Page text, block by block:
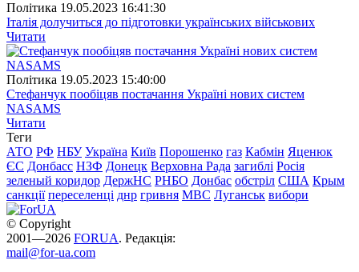
Полiтика 19.05.2023 16:41:30
Італія долучиться до підготовки українських військових
Читати
Полiтика 19.05.2023 15:40:00
Стефанчук пообіцяв постачання Україні нових систем
NASAMS
Читати
Теги
АТО РФ НБУ Україна Київ Порошенко газ Кабмін Яценюк
ЄС Донбасс НЗФ Донецк Верховна Рада загиблі Росія
зеленый коридор ДержНС РНБО Донбас обстріл США Крым
санкції переселенці днр гривня МВС Луганськ вибори
© Copyright
2001—2026 FORUA. Редакція:
mail@for-ua.com